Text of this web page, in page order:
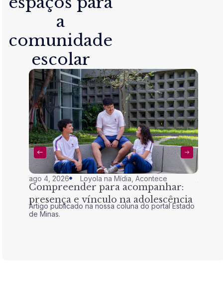
a
comunidade
escolar
ago 4, 2026 Loyola na Mídia ,Acontece
Compreender para acompanhar:
presença e vínculo na adolescência
Artigo publicado na nossa coluna do portal Estado
de Minas.